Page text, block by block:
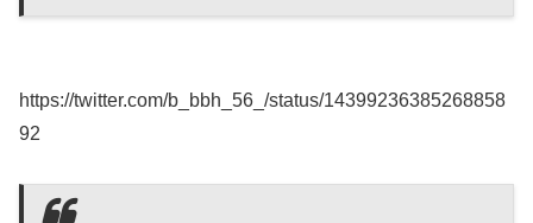
https://twitter.com/b_bbh_56_/status/14399236385268858
92